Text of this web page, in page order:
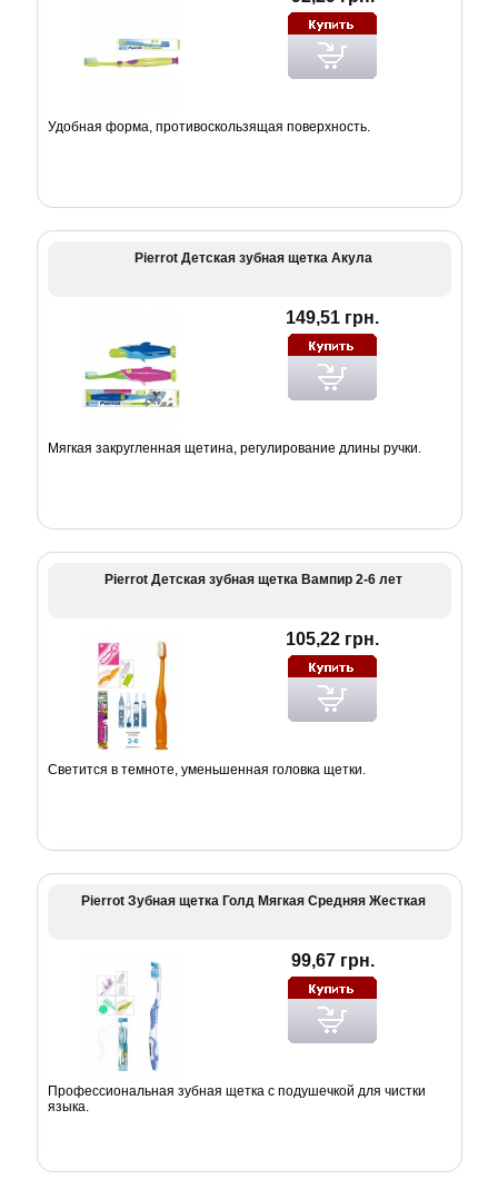
Удобная форма, противоскользящая поверхность.
Pierrot Детская зубная щетка Акула
149,51 грн.
Мягкая закругленная щетина, регулирование длины ручки.
Pierrot Детская зубная щетка Вампир 2-6 лет
105,22 грн.
Светится в темноте, уменьшенная головка щетки.
Pierrot Зубная щетка Голд Мягкая Средняя Жесткая
99,67 грн.
Профессиональная зубная щетка с подушечкой для чистки
языка.